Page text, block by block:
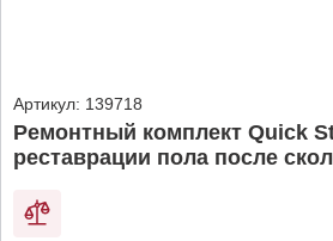
Артикул: 139718
Ремонтный комплект Quick
реставрации пола после